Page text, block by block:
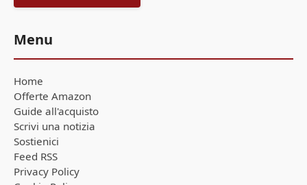
Menu
Home
Offerte Amazon
Guide all'acquisto
Scrivi una notizia
Sostienici
Feed RSS
Privacy Policy